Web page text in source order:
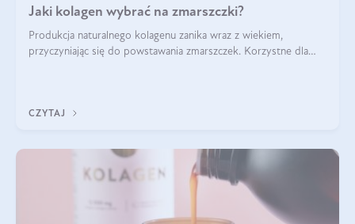
Jaki kolagen wybrać na zmarszczki?
Produkcja naturalnego kolagenu zanika wraz z wiekiem,
przyczyniając się do powstawania zmarszczek. Korzystne dla
CZYTAJ